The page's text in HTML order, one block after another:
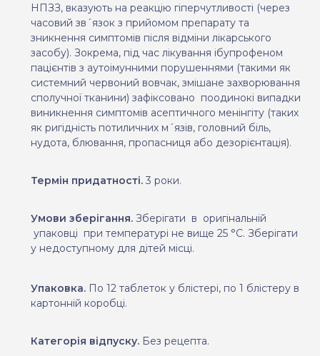
НПЗЗ, вказують на реакцію гіперчутливості (через
часовий зв´язок з прийомом препарату та
зникнення симптомів після відміни лікарського
засобу). Зокрема, під час лікування ібупрофеном
пацієнтів з аутоімунними порушеннями (такими як
системний червоний вовчак, змішане захворювання
сполучної тканини) зафіксовано поодинокі випадки
виникнення симптомів асептичного менінгіту (таких
як ригідність потиличних м´язів, головний біль,
нудота, блювання, пропасниця або дезорієнтація).
Термін придатності. 3 роки.
Умови зберігання. Зберігати в оригінальній
упаковці при температурі не вище 25 °С. Зберігати
у недоступному для дітей місці.
Упаковка. По 12 таблеток у блістері, по 1 блістеру в
картонній коробці.
Категорія відпуску. Без рецепта.